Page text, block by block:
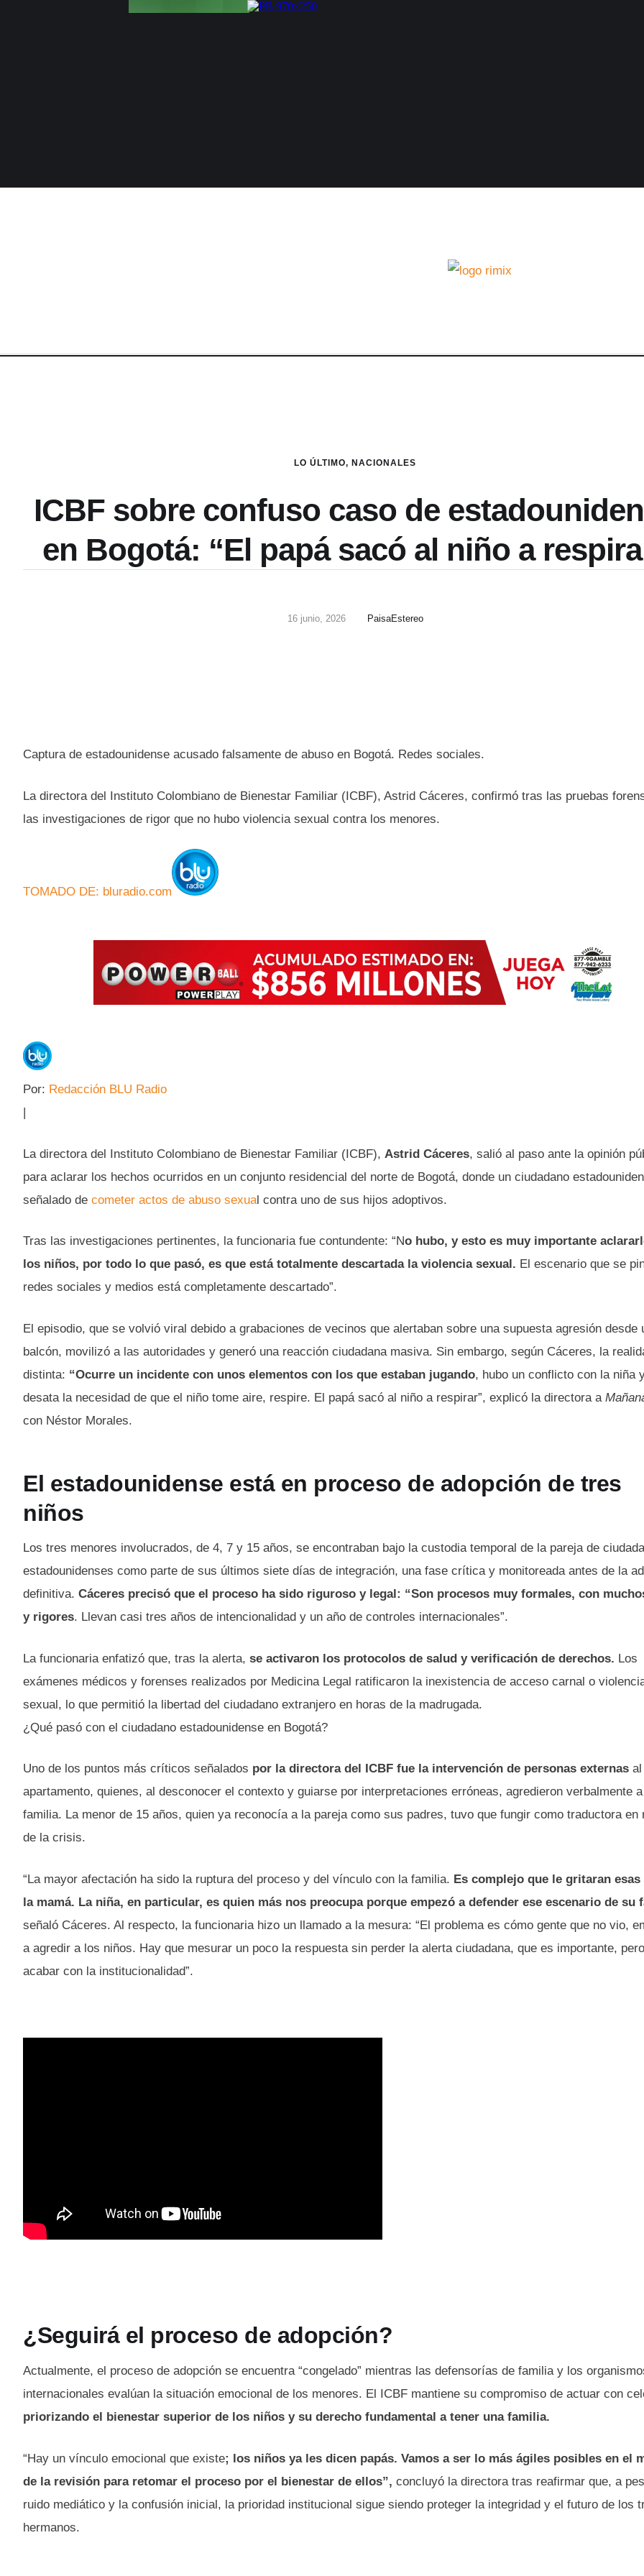
LO ÚLTIMO, NACIONALES
ICBF sobre confuso caso de
en Bogotá: “El papá sacó al niño a
16 junio, 2026 PaisaEstereo
Captura de estadounidense acusado falsamente de abuso en Bogotá. Redes sociales.
La directora del Instituto Colombiano de Bienestar Familiar (ICBF), Astrid Cáceres, confirmó tras las pruebas
las investigaciones de rigor que no hubo violencia sexual contra los menores.
TOMADO DE: bluradio.com
Por: Redacción BLU Radio
|
La directora del Instituto Colombiano de Bienestar Familiar (ICBF), Astrid Cáceres, salió al paso ante la opinión
para aclarar los hechos ocurridos en un conjunto residencial del norte de Bogotá, donde un ciudadano
señalado de cometer actos de abuso sexual contra uno de sus hijos adoptivos.
Tras las investigaciones pertinentes, la funcionaria fue contundente: “No hubo, y esto es muy importante
los niños, por todo lo que pasó, es que está totalmente descartada la violencia sexual. El escenario que se
redes sociales y medios está completamente descartado”.
El episodio, que se volvió viral debido a grabaciones de vecinos que alertaban sobre una supuesta agresión desde
balcón, movilizó a las autoridades y generó una reacción ciudadana masiva. Sin embargo, según Cáceres, la
distinta: “Ocurre un incidente con unos elementos con los que estaban jugando, hubo un conflicto con la niña
desata la necesidad de que el niño tome aire, respire. El papá sacó al niño a respirar”, explicó la directora a
con Néstor Morales.
El estadounidense está en proceso de adopción de tres
niños
Los tres menores involucrados, de 4, 7 y 15 años, se encontraban bajo la custodia temporal de la pareja de
estadounidenses como parte de sus últimos siete días de integración, una fase crítica y monitoreada antes de la
definitiva. Cáceres precisó que el proceso ha sido riguroso y legal: “Son procesos muy formales, con
y rigores. Llevan casi tres años de intencionalidad y un año de controles internacionales”.
La funcionaria enfatizó que, tras la alerta, se activaron los protocolos de salud y verificación de derechos. Los
exámenes médicos y forenses realizados por Medicina Legal ratificaron la inexistencia de acceso carnal o
sexual, lo que permitió la libertad del ciudadano extranjero en horas de la madrugada.
¿Qué pasó con el ciudadano estadounidense en Bogotá?
Uno de los puntos más críticos señalados por la directora del ICBF fue la intervención de personas externas al
apartamento, quienes, al desconocer el contexto y guiarse por interpretaciones erróneas, agredieron verbalmente
familia. La menor de 15 años, quien ya reconocía a la pareja como sus padres, tuvo que fungir como traductora en
de la crisis.
“La mayor afectación ha sido la ruptura del proceso y del vínculo con la familia. Es complejo que le gritaran esas
la mamá. La niña, en particular, es quien más nos preocupa porque empezó a defender ese escenario de su
señaló Cáceres. Al respecto, la funcionaria hizo un llamado a la mesura: “El problema es cómo gente que no vio,
a agredir a los niños. Hay que mesurar un poco la respuesta sin perder la alerta ciudadana, que es importante,
acabar con la institucionalidad”.
¿Seguirá el proceso de adopción?
Actualmente, el proceso de adopción se encuentra “congelado” mientras las defensorías de familia y los
internacionales evalúan la situación emocional de los menores. El ICBF mantiene su compromiso de actuar con
priorizando el bienestar superior de los niños y su derecho fundamental a tener una familia.
“Hay un vínculo emocional que existe; los niños ya les dicen papás. Vamos a ser lo más ágiles posibles en el
de la revisión para retomar el proceso por el bienestar de ellos”, concluyó la directora tras reafirmar que, a
ruido mediático y la confusión inicial, la prioridad institucional sigue siendo proteger la integridad y el futuro de los
hermanos.